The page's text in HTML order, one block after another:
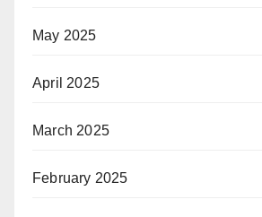
May 2025
April 2025
March 2025
February 2025